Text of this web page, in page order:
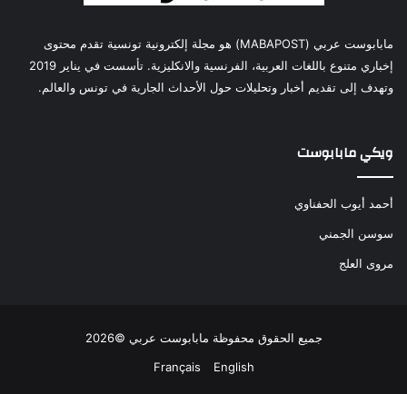
مابابوست عربي (MABAPOST) هو مجلة إلكترونية تونسية تقدم محتوى
إخباري متنوع باللغات العربية، الفرنسية والانكليزية. تأسست في يناير 2019
وتهدف إلى تقديم أخبار وتحليلات حول الأحداث الجارية في تونس والعالم.
ويكي مابابوست
أحمد أيوب الحفناوي
سوسن الجمني
مروى العلج
جميع الحقوق محفوظة مابابوست عربي ©2026
English
Français